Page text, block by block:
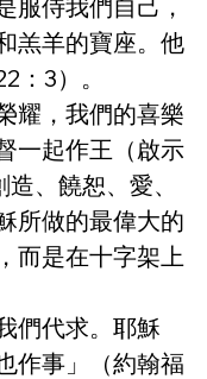
侍我們自己，
羔羊的寶座。他
：3）。
耀，我們的喜樂
一起作王（啟示
、饒恕、愛、
所做的最偉大的
而是在十字架上
們代求。耶穌
作事」（約翰福